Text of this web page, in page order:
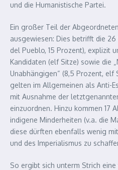
und die Humanistische Partei.
Ein großer Teil der
ausgewiesen: Dies betrifft die 26
del Pueblo, 15 Prozent), explizit
Kandidaten (elf Sitze) sowie die
Unabhängigen“ (8,5 Prozent, elf
gelten im Allgemeinen als Anti-
mit Ausnahme der
einzuordnen. Hinzu kommen 17
indigene Minderheiten (v.a. die
diese dürften ebenfalls wenig
und des Imperialismus zu
So ergibt sich unterm Strich